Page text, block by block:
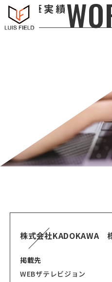
執筆実績
株式会社KADOKAWA
掲載先
WEBザテレビジョン